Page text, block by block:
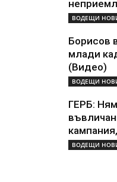
ВОДЕЩИ
Борисов
млади
(Видео)
ВОДЕЩИ
ГЕРБ:
ВОДЕЩИ